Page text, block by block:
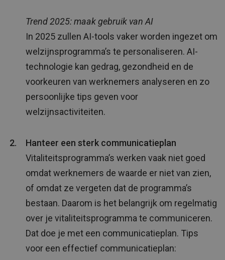
Trend 2025: maak gebruik van AI
In 2025 zullen AI-tools vaker worden ingezet om
welzijnsprogramma’s te personaliseren. AI-
technologie kan gedrag, gezondheid en de
voorkeuren van werknemers analyseren en zo
persoonlijke tips geven voor
welzijnsactiviteiten.
Hanteer een sterk communicatieplan
Vitaliteitsprogramma’s werken vaak niet goed
omdat werknemers de waarde er niet van zien,
of omdat ze vergeten dat de programma’s
bestaan. Daarom is het belangrijk om regelmatig
over je vitaliteitsprogramma te communiceren.
Dat doe je met een communicatieplan. Tips
voor een effectief communicatieplan: